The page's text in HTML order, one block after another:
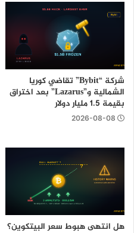
شركة “Bybit” تقاضي كوريا
الشمالية و”Lazarus” بعد اختراق
بقيمة 1.5 مليار دولار
2026-08-08
هل انتهى هبوط سعر البيتكوين؟